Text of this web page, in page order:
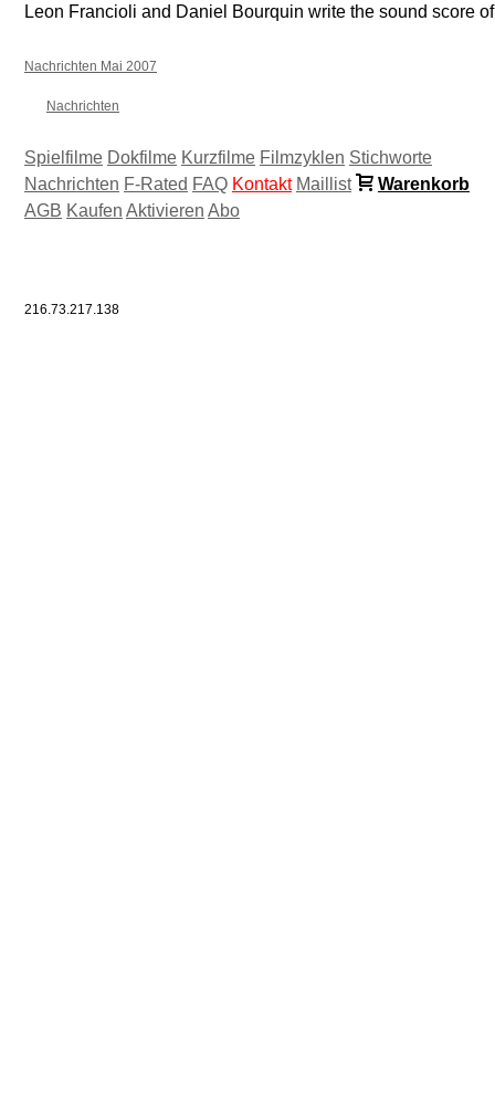
Leon Francioli and Daniel Bourquin write the sound score
Nachrichten Mai 2007
Nachrichten
Spielfilme Dokfilme Kurzfilme Filmzyklen Stichworte
Nachrichten F-Rated FAQ Kontakt Maillist
Warenkorb
AGB Kaufen Aktivieren Abo
216.73.217.138